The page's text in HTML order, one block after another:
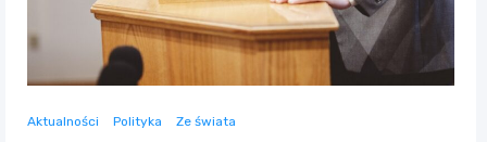
Aktualności Polityka Ze świata